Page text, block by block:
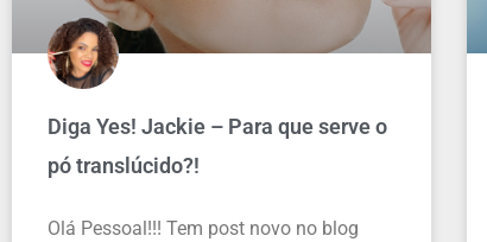
Diga Yes! Jackie – Para que serve o
pó translúcido?!
Olá Pessoal!!! Tem post novo no blog